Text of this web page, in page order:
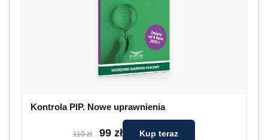
Kontrola PIP. Nowe uprawnienia
119 zł 99 zł Kup teraz